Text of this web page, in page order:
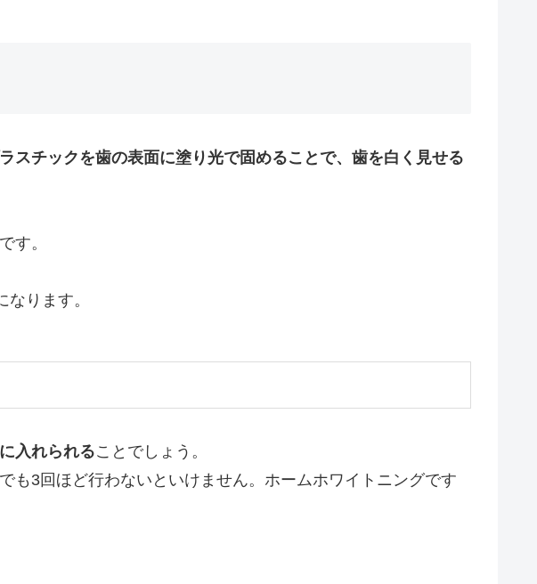
スチックを歯の表面に塗り光で固めることで、歯を白く見せる
す。
なります。
入れられることでしょう。
も3回ほど行わないといけません。ホームホワイトニングです